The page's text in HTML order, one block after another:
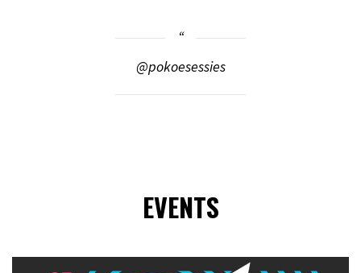
@pokoesessies
EVENTS